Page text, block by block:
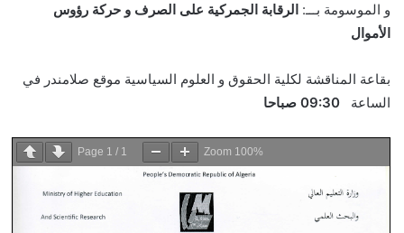
و الموسومة بـــ: الرقابة الجمركية على الصرف و حركة رؤوس
الأموال
بقاعة المناقشة لكلية الحقوق و العلوم السياسية موقع صلامندر في
الساعة 09:30 صباحا
Page 1 / 1 Zoom 100%